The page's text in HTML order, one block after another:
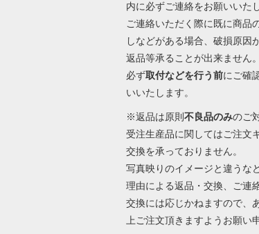
内に必ずご連絡をお願いいた
ご連絡いただく際に既に商品
しなどがある場合、破損原因
返品等承ることが出来ません。
必ず取付などを行う前にご確
いいたします。
※返品は原則 不良品のみのご
受注生産品に関してはご注文
交換を承っておりません。
写真映りのイメージと違うな
理由による返品・交換、ご連
交換には応じかねますので、
上ご注文頂きますようお願い